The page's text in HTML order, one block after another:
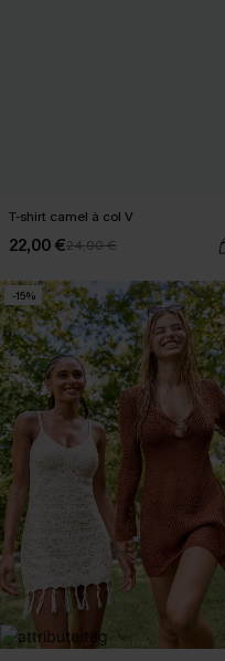
T-shirt camel à col V
22,00 €24,00 €
-15%